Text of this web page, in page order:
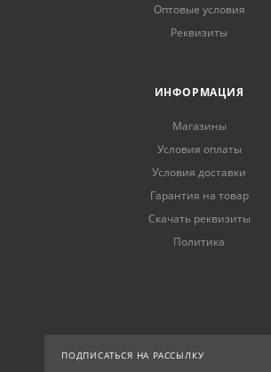
Оптовые условия
Реквизиты
ИНФОРМАЦИЯ
Магазины
Условия оплаты
Условия доставки
Гарантия на товар
Скачать реквизиты
Политика
ПОДПИСАТЬСЯ НА РАССЫЛКУ